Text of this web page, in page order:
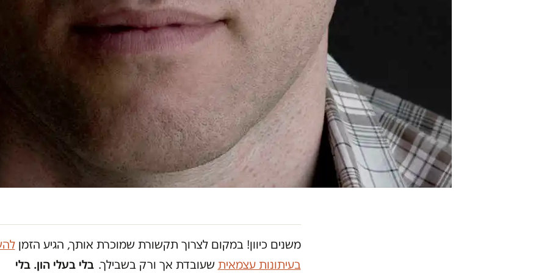
משנים כיוון! במקום לצרוך תקשורת שמוכרת אותך, הגיע הזמן
בעיתונות עצמאית שעובדת אך ורק בשבילך. בלי בעלי הון. בלי